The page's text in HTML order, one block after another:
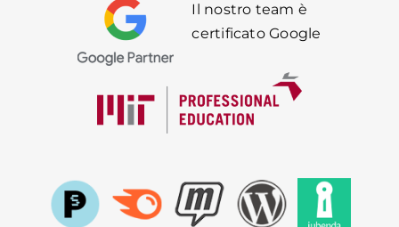
Il nostro team è
certificato Google